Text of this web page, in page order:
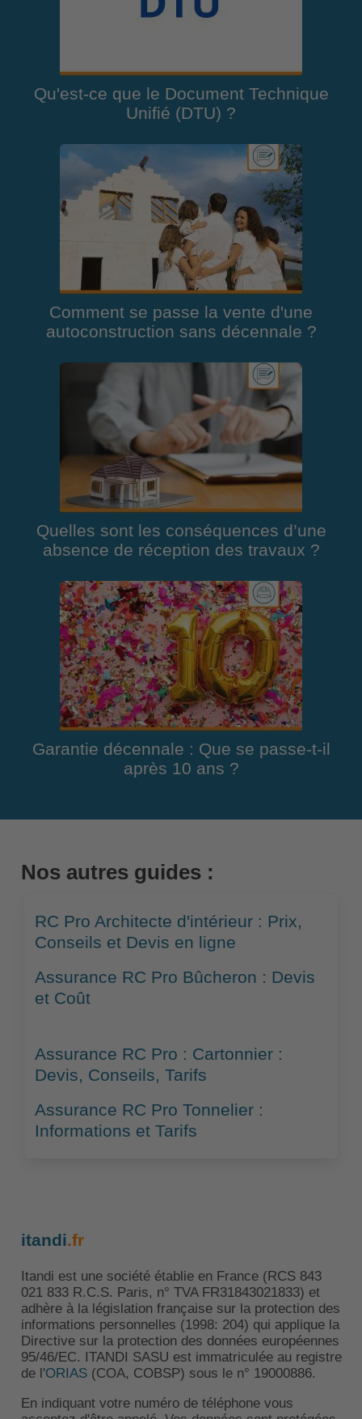
Qu'est-ce que le Document Technique
Unifié (DTU) ?
Comment se passe la vente d'une
autoconstruction sans décennale ?
Quelles sont les conséquences d’une
absence de réception des travaux ?
Garantie décennale : Que se passe-t-il
après 10 ans ?
Nos autres guides :
RC Pro Architecte d'intérieur : Prix,
Conseils et Devis en ligne
Assurance RC Pro Bûcheron : Devis
et Coût
Assurance RC Pro : Cartonnier :
Devis, Conseils, Tarifs
Assurance RC Pro Tonnelier :
Informations et Tarifs
itandi.fr
Itandi est une société établie en France (RCS 843
021 833 R.C.S. Paris, n° TVA FR31843021833) et
adhère à la législation française sur la protection des
informations personnelles (1998: 204) qui applique la
Directive sur la protection des données européennes
95/46/EC. ITANDI SASU est immatriculée au registre
de l'ORIAS(COA, COBSP) sous le n° 19000886.
En indiquant votre numéro de téléphone vous